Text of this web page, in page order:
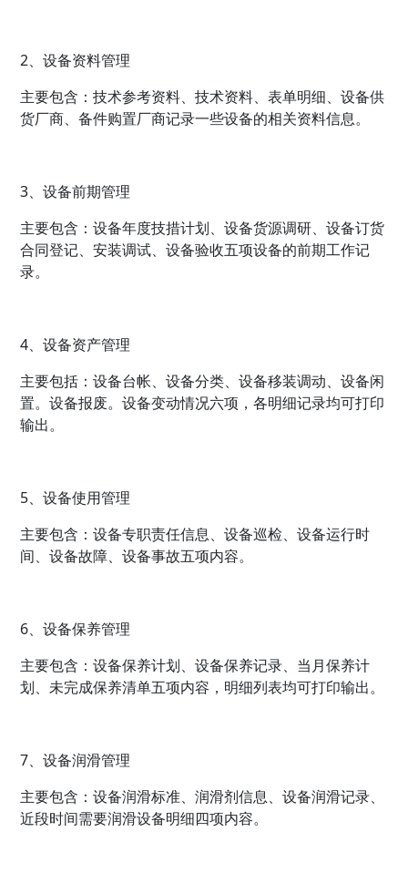
2、设备资料管理
主要包含：技术参考资料、技术资料、表单明细、设备供
货厂商、备件购置厂商记录一些设备的相关资料信息。
3、设备前期管理
主要包含：设备年度技措计划、设备货源调研、设备订货
合同登记、安装调试、设备验收五项设备的前期工作记
录。
4、设备资产管理
主要包括：设备台帐、设备分类、设备移装调动、设备闲
置。设备报废。设备变动情况六项，各明细记录均可打印
输出。
5、设备使用管理
主要包含：设备专职责任信息、设备巡检、设备运行时
间、设备故障、设备事故五项内容。
6、设备保养管理
主要包含：设备保养计划、设备保养记录、当月保养计
划、未完成保养清单五项内容，明细列表均可打印输出。
7、设备润滑管理
主要包含：设备润滑标准、润滑剂信息、设备润滑记录、
近段时间需要润滑设备明细四项内容。